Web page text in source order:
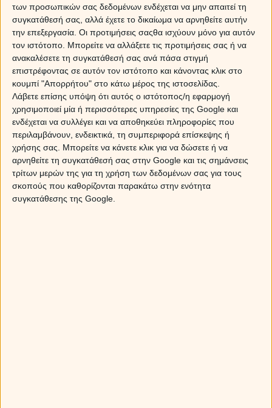
των προσωπικών σας δεδομένων ενδέχεται να μην απαιτεί τη
συγκατάθεσή σας, αλλά έχετε το δικαίωμα να αρνηθείτε αυτήν
την επεξεργασία. Οι προτιμήσεις σαςθα ισχύουν μόνο για αυτόν
τον ιστότοπο. Μπορείτε να αλλάξετε τις προτιμήσεις σας ή να
ανακαλέσετε τη συγκατάθεσή σας ανά πάσα στιγμή
επιστρέφοντας σε αυτόν τον ιστότοπο και κάνοντας κλικ στο
κουμπί "Απορρήτου" στο κάτω μέρος της ιστοσελίδας.
Λάβετε επίσης υπόψη ότι αυτός ο ιστότοπος/η εφαρμογή
χρησιμοποιεί μία ή περισσότερες υπηρεσίες της Google και
ενδέχεται να συλλέγει και να αποθηκεύει πληροφορίες που
περιλαμβάνουν, ενδεικτικά, τη συμπεριφορά επίσκεψης ή
χρήσης σας. Μπορείτε να κάνετε κλικ για να δώσετε ή να
αρνηθείτε τη συγκατάθεσή σας στην Google και τις σημάνσεις
τρίτων μερών της για τη χρήση των δεδομένων σας για τους
σκοπούς που καθορίζονται παρακάτω στην ενότητα
συγκατάθεσης της Google.
Γεγονός είναι πως για ό,τι κάνουμε, θα χρειαστεί πολλή
και σκληρή δουλειά στην όποια διαδρομή ακολουθήσουμε,
όμως μόνο έτσι μπορεί να έχουμε και τα αποτελέσματα
που θέλουμε!!!
Βεβαίως, Άρη-Κρόνο έχουμε εδώ και, παρόλο που η
όψη κατατάσσεται στις θετικές, καλό είναι να έχουμε
τον νου μας, μια και τα ατυχήματα με τους δύο αυτούς
σε εμπλοκή είναι πιθανά!
Ποια ζώδια ευνοούνται περισσότερο
Sponsored Links